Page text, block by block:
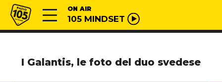
Vai al contenuto
Radio 105 ON AIR
105 MINDSET
I Galantis, le foto del duo svedese